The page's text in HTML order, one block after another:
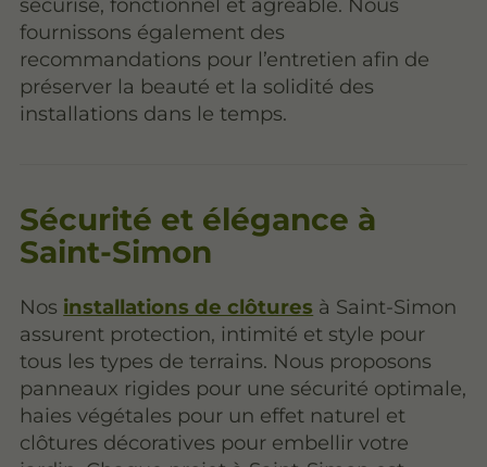
fournissons également des
recommandations pour l’entretien afin de
préserver la beauté et la solidité des
installations dans le temps.
Sécurité et élégance à
Saint-Simon
Nos installations de clôtures à Saint-Simon
assurent protection, intimité et style pour
tous les types de terrains. Nous proposons
panneaux rigides pour une sécurité optimale,
haies végétales pour un effet naturel et
clôtures décoratives pour embellir votre